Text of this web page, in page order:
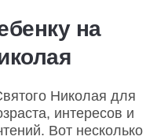
на
Николая для
интересов и
Вот несколько